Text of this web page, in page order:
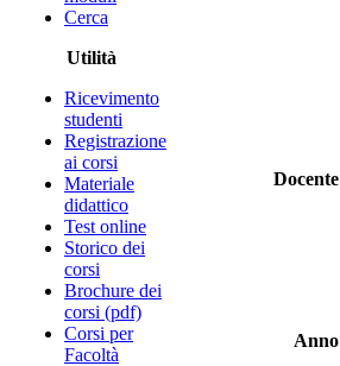
Cerca
Utilità
Ricevimento
studenti
Registrazione
ai corsi
Materiale
didattico
Test online
Storico dei
corsi
Brochure dei
corsi (pdf)
Corsi per
Facoltà
Docente
Anno